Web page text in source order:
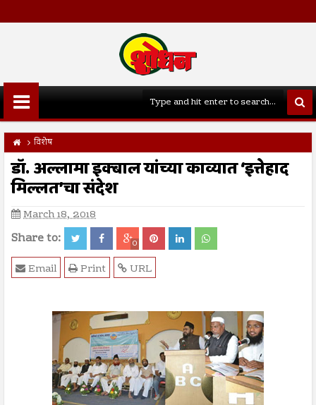
विशेष
डॉ. अल्लामा इक्बाल यांच्या काव्यात ‘इत्तेहाद
मिल्लत’चा संदेश
March 18, 2018
Share to: 0
URL
Print
Email